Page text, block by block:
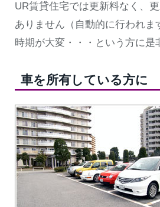
UR賃貸住宅では更新料なく、
ありません（自動的に行われま
時期が大変・・・という方に是
車を所有している方に